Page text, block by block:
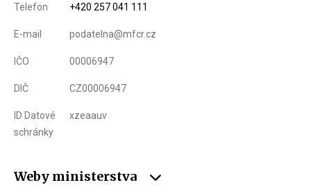
Telefon +420 257 041 111
E-mail podatelna@mfcr.cz
IČO 00006947
DIČ CZ00006947
ID Datové
schránky
xzeaauv
Weby ministerstva